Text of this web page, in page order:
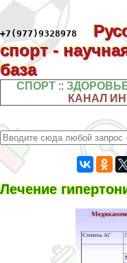
+7(977)9328978
спорт -
база
СПОРТ ::
КАНАЛ
Лечение